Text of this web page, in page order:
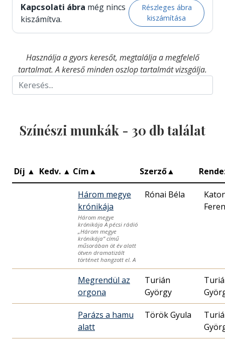
Kapcsolati ábra még nincs
kiszámítva.
Részleges ábra
kiszámítása
Használja a gyors keresőt, megtalálja a megfelelő
tartalmat. A kereső minden oszlop tartalmát vizsgálja.
Színészi munkák - 30 db találat
Díj ▲ Kedv. ▲ Cím▲ Szerző▲
Három megye
krónikája
Három megye
krónikája A pécsi rádió
„Három megye
krónikája” című
műsorában öt év alatt
ötven dramatizált
történet hangzott el. A
Rónai Béla
Megrendül az
orgona
Turián
György
Parázs a hamu
alatt
Török Gyula